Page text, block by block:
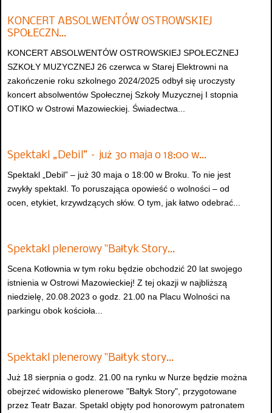
KONCERT ABSOLWENTÓW OSTROWSKIEJ
SPOŁECZN…
KONCERT ABSOLWENTÓW OSTROWSKIEJ SPOŁECZNEJ
SZKOŁY MUZYCZNEJ 26 czerwca w Starej Elektrowni na
zakończenie roku szkolnego 2024/2025 odbył się uroczysty
koncert absolwentów Społecznej Szkoły Muzycznej I stopnia
OTIKO w Ostrowi Mazowieckiej. Świadectwa...
Spektakl „Debil” – już 30 maja o 18:00 w…
Spektakl „Debil” – już 30 maja o 18:00 w Broku. To nie jest
zwykły spektakl. To poruszająca opowieść o wolności – od
ocen, etykiet, krzywdzących słów. O tym, jak łatwo odebrać...
Spektakl plenerowy "Bałtyk Story…
Scena Kotłownia w tym roku będzie obchodzić 20 lat swojego
istnienia w Ostrowi Mazowieckiej! Z tej okazji w najbliższą
niedzielę, 20.08.2023 o godz. 21.00 na Placu Wolności na
parkingu obok kościoła...
Spektakl plenerowy "Bałtyk story…
Już 18 sierpnia o godz. 21.00 na rynku w Nurze będzie można
obejrzeć widowisko plenerowe "Bałtyk Story", przygotowane
przez Teatr Bazar. Spetakl objęty pod honorowym patronatem